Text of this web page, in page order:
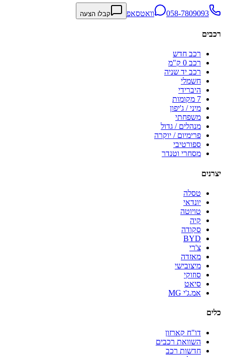
058-7809093 וואטסאפ קבלו הצעה
רכבים
רכב חדש
רכב 0 ק"מ
רכב יד שניה
חשמלי
היברידי
7 מקומות
מיני / ג'יפון
משפחתי
מנהלים / גדול
פרימיום / יוקרה
ספורטיבי
מסחרי וטנדר
יצרנים
טסלה
יונדאי
טויוטה
קיה
סקודה
BYD
צ'רי
מאזדה
מיצובישי
סוזוקי
סיאט
אמ.ג'י MG
כלים
דו"ח קארזון
השוואת רכבים
חדשות רכב